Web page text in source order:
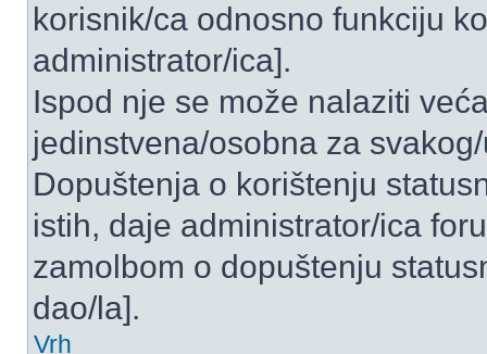
korisnik/ca odnosno funkciju
administrator/ica].
Ispod nje se može nalaziti
jedinstvena/osobna za
Dopuštenja o korištenju
istih, daje administrator/ica
zamolbom o dopuštenju
dao/la].
Vrh